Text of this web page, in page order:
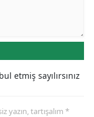
etmiş sayılırsınız
yazın, tartışalım *